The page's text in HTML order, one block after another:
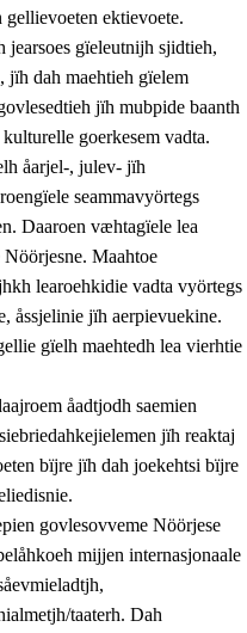
gellievoeten ektievoete.
gïeleutnijh sjidtieh,
jïh dah maehtieh gïelem
jïh mubpide baanth
goerkesem vadta.
åarjel-, julev- jïh
seammavyörtegs
Daaroen væhtagïele lea
Maahtoe
learoehkidie vadta vyörtegs
åssjelinie jïh aerpievuekine.
gïelh maehtedh lea vierhtie
åadtjodh saemien
jïh reaktaj
bïjre jïh dah joekehtsi bïjre
govlesovveme Nöörjese
mijjen internasjonaale
taaterh. Dah